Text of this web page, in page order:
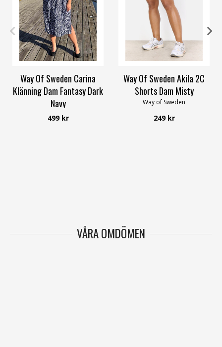
40/42 52/54 56/58
Way Of Sweden Carina
Klänning Dam Fantasy Dark
Navy
Way of Sweden
499 kr
XS S 4XL
Way Of Sweden Akila 2C
Shorts Dam Misty
Way of Sweden
249 kr
VÅRA OMDÖMEN